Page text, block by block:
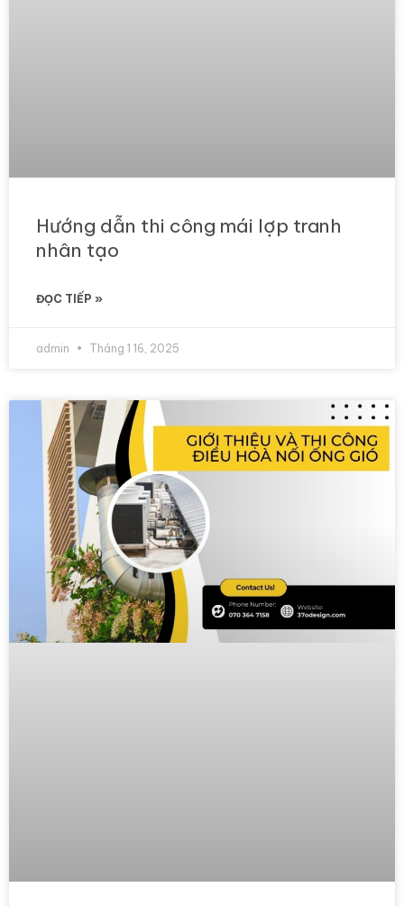
Hướng dẫn thi công mái lợp tranh
nhân tạo
ĐỌC TIẾP »
admin Tháng 1 16, 2025